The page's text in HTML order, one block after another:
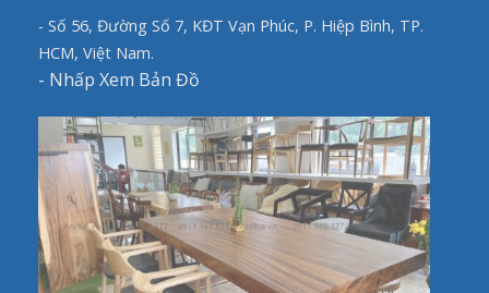
- Số 56, Đường Số 7, KĐT Vạn Phúc, P. Hiệp Bình, TP.
HCM, Việt Nam.
- Nhấp Xem Bản Đồ